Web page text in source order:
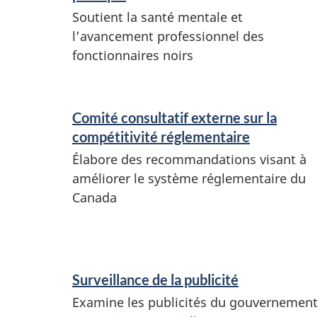
r
v
i
e
s
e
t
r
s
e
Soutient la santé mentale et
l’avancement professionnel des
fonctionnaires noirs
Comité consultatif externe sur la
compétitivité réglementaire
Élabore des recommandations visant à
améliorer le système réglementaire du
Canada
Surveillance de la publicité
Examine les publicités du gouvernement